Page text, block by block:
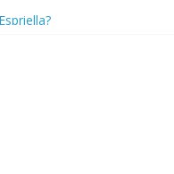
la política colombiana
50 heridos